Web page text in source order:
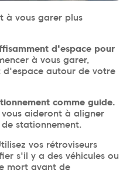
à vous garer plus
d'espace pour
à vous garer,
d'espace autour de votre
comme guide.
aideront à aligner
stationnement.
vos rétroviseurs
s'il y a des véhicules ou
mort avant de